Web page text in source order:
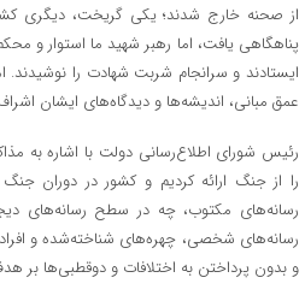
از صحنه خارج شدند؛ یکی گریخت، دیگری
پناهگاهی یافت، اما رهبر شهید ما استوار و
ایستادند و سرانجام شربت شهادت را نوشیدند.
عمق مبانی، اندیشه‌ها و دیدگاه‌های ایشان
رئیس شورای اطلاع‌رسانی دولت با اشاره به
را از جنگ ارائه کردیم و کشور در دوران
رسانه‌های مکتوب، چه در سطح رسانه‌های
رسانه‌های شخصی، چهره‌های شناخته‌شده و
و بدون پرداختن به اختلافات و دوقطبی‌ها بر